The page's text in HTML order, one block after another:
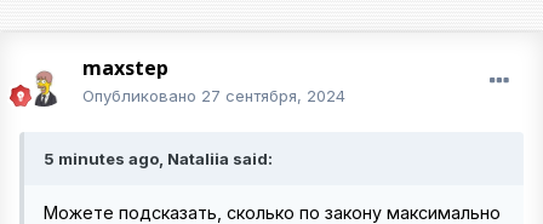
maxstep
Опубликовано 27 сентября, 2024
5 minutes ago, Nataliia said:
Можете подсказать, сколько по закону максимально